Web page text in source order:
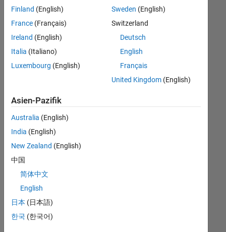
Suchkriterien
weiter
fassen
oder
alle
Stellenangebote
anzeigen .
noch
keine
offenen
Stellen
können,
die
Ihren
entsprechen,
werden
Finland (English)
France (Français)
Ireland (English)
Italia (Italiano)
Luxembourg (English)
Sweden (English)
Switzerland
Deutsch
English
Français
United Kingdom(English)
Asien-Pazifik
Australia (English)
India (English)
New Zealand (English)
中国
简体中文
English
日本 (日本語)
한국 (한국어)